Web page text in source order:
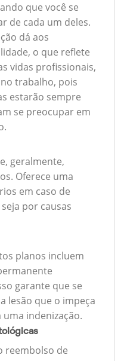
que você se
de cada um deles.
dá aos
o que reflete
vidas profissionais,
trabalho, pois
estarão sempre
se preocupar em
geralmente,
Oferece uma
em caso de
por causas
planos incluem
garante que se
lesão que o impeça
indenização.
reembolso de